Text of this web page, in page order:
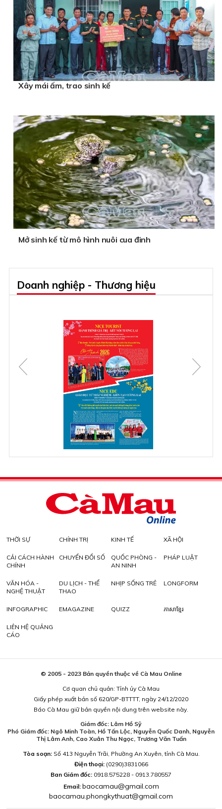
Xây mái ấm, trao sinh kế
Mở sinh kế từ mô hình nuôi cua đinh
Doanh nghiệp - Thương hiệu
THỜI SỰ CHÍNH TRỊ KINH TẾ XÃ HỘI
CẢI CÁCH HÀNH
CHÍNH
CHUYỂN ĐỔI SỐ
QUỐC PHÒNG -
AN NINH
PHÁP LUẬT
VĂN HÓA -
NGHỆ THUẬT
DU LỊCH - THỂ
THAO
NHỊP SỐNG TRẺ LONGFORM
INFOGRAPHIC EMAGAZINE QUIZZ ភាសាខ្មែរ
LIÊN HỆ QUẢNG
CÁO
© 2005 - 2023 Bản quyền thuộc về Cà Mau Online
Cơ quan chủ quản: Tỉnh ủy Cà Mau
Giấy phép xuất bản số 620/GP-BTTTT, ngày 24/12/2020
Báo Cà Mau giữ bản quyền nội dung trên website này.
Giám đốc: Lâm Hồ Sỹ
Phó Giám đốc: Ngô Minh Toàn, Hồ Tấn Lộc, Nguyễn Quốc Danh, Nguyễn
Thị Lâm Anh, Cao Xuân Thu Ngọc, Trương Văn Tuấn
Tòa soạn:Số 413 Nguyễn Trãi, Phường An Xuyên, tỉnh Cà Mau.
Điện thoại: (0290)3831066
Ban Giám đốc: 0918.575228 - 0913.780557
Email: baocamau@gmail.com
baocamau.phongkythuat@gmail.com